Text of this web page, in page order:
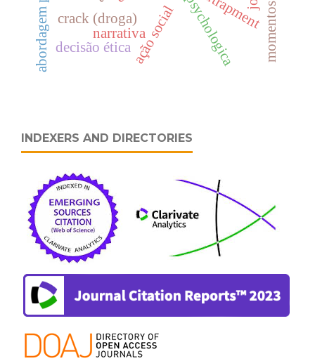
ação social psychologica
narrativa
crack (droga)
decisão ética
INDEXERS AND DIRECTORIES